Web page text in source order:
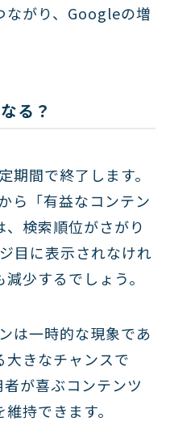
ながり、Googleの増
る？
間で終了します。
ら「有益なコンテン
検索順位がさがり
目に表示されなけれ
少するでしょう。
は一時的な現象であ
大きなチャンスで
が喜ぶコンテンツ
持できます。